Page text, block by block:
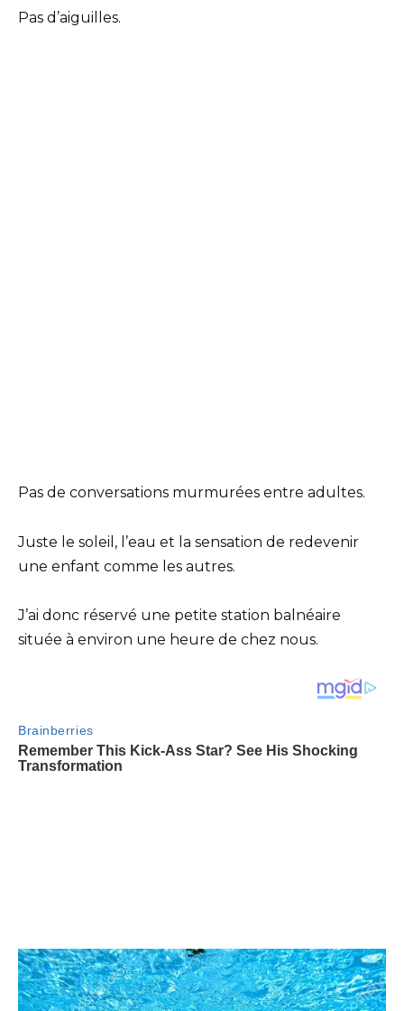
Pas d’aiguilles.
Pas de conversations murmurées entre adultes.
Juste le soleil, l’eau et la sensation de redevenir
une enfant comme les autres.
J’ai donc réservé une petite station balnéaire
située à environ une heure de chez nous.